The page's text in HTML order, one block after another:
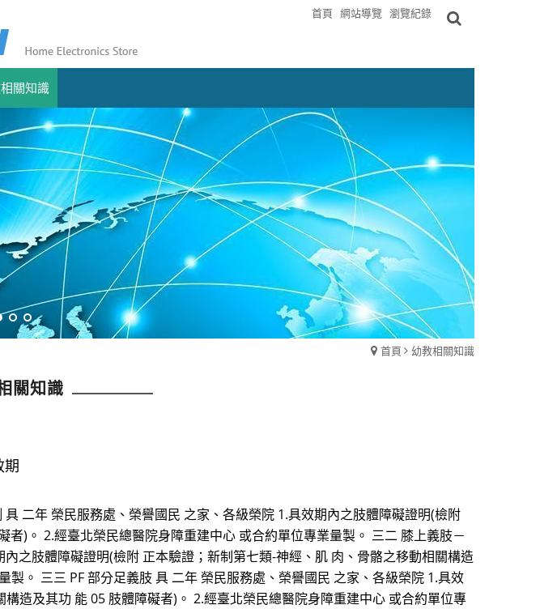
首頁 網站導覽 瀏覽紀錄
關知識
首頁 幼教相關知識
關知識
期
二年 榮民服務處、榮譽國民 之家、各級榮院 1.具效期內之肢體障礙證明(檢附
)。 2.經臺北榮民總醫院身障重建中心 或合約單位專業量製。 三二 膝上義肢－
之肢體障礙證明(檢附 正本驗證；新制第七類-神經、肌 肉、骨骼之移動相關構造
。 三三 PF 部分足義肢 具 二年 榮民服務處、榮譽國民 之家、各級榮院 1.具效
造及其功 能 05 肢體障礙者)。 2.經臺北榮民總醫院身障重建中心 或合約單位專